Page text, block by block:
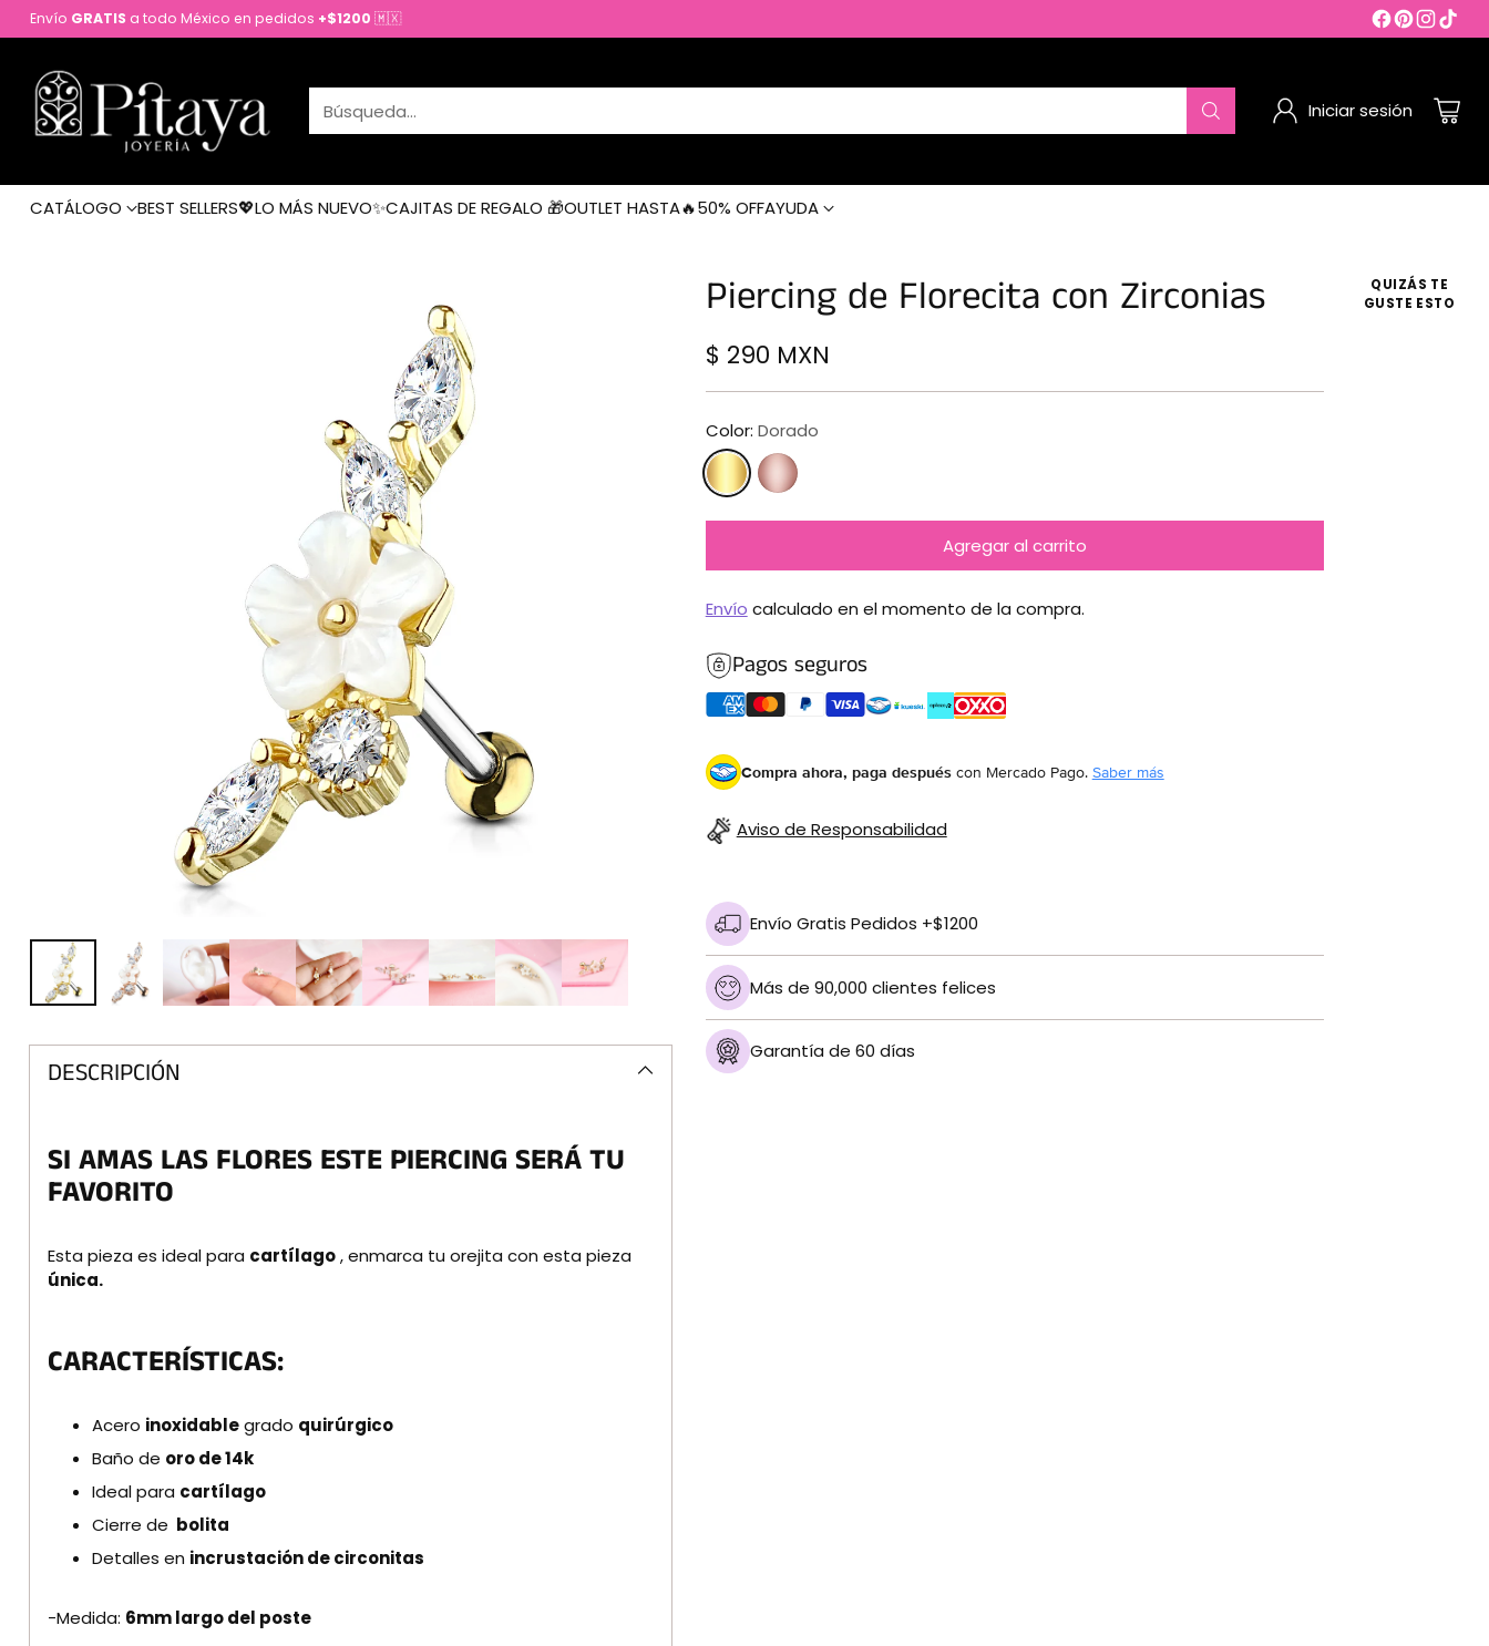
Envío GRATIS a todo México en pedidos +$1200 🇲🇽
Búsqueda… Iniciar sesión
CATÁLOGO BEST SELLERS💖LO MÁS NUEVO✨CAJITAS DE REGALO 🎁OUTLET HASTA🔥50% OFFAYUDA
DESCRIPCIÓN
SI AMAS LAS FLORES ESTE PIERCING SERÁ TU
FAVORITO
Esta pieza es ideal para cartílago, enmarca tu orejita con esta pieza
única.
CARACTERÍSTICAS:
Acero inoxidablegrado quirúrgico
Baño de oro de 14k
Ideal para cartílago
Cierre de bolita
Detalles en incrustación de circonitas
-Medida: 6mm largo del poste
Piercing de Florecita con Zirconias
Precio
$ 290 MXN
Color: Dorado
Agregar al carrito
Envío calculado en el momento de la compra.
Pagos seguros
Compra ahora, paga despuéscon Mercado Pago. Saber más
Aviso de Responsabilidad
Envío Gratis Pedidos +$1200
Más de 90,000 clientes felices
Garantía de 60 días
QUIZÁS TE
GUSTE ESTO